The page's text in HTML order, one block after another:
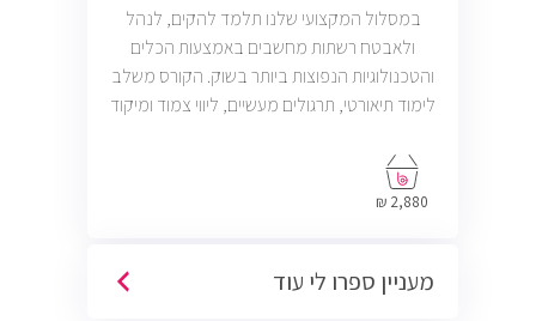
במסלול המקצועי שלנו תלמד להקים, לנהל
ולאבטח רשתות מחשבים באמצעות הכלים
והטכנולוגיות הנפוצות ביותר בשוק. הקורס משלב
לימוד תיאורטי, תרגולים מעשיים, ליווי צמוד ומיקוד
2,880 ₪
מעניין ספרו לי עוד